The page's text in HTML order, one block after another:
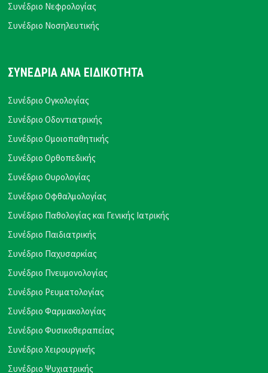
Συνέδριο Νεφρολογίας
Συνέδριο Νοσηλευτικής
ΣΥΝΕΔΡΙΑ ΑΝΑ ΕΙΔΙΚΟΤΗΤΑ
Συνέδριο Ογκολογίας
Συνέδριο Οδοντιατρικής
Συνέδριο Ομοιοπαθητικής
Συνέδριο Ορθοπεδικής
Συνέδριο Ουρολογίας
Συνέδριο Οφθαλμολογίας
Συνέδριο Παθολογίας και Γενικής Ιατρικής
Συνέδριο Παιδιατρικής
Συνέδριο Παχυσαρκίας
Συνέδριο Πνευμονολογίας
Συνέδριο Ρευματολογίας
Συνέδριο Φαρμακολογίας
Συνέδριο Φυσικοθεραπείας
Συνέδριο Χειρουργικής
Συνέδριο Ψυχιατρικής